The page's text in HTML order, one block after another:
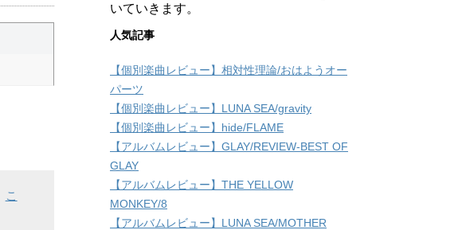
こ
いていきます。
人気記事
【個別楽曲レビュー】相対性理論/おはようオー
パーツ
【個別楽曲レビュー】LUNA SEA/gravity
【個別楽曲レビュー】hide/FLAME
【アルバムレビュー】GLAY/REVIEW-BEST OF
GLAY
【アルバムレビュー】THE YELLOW
MONKEY/8
【アルバムレビュー】LUNA SEA/MOTHER